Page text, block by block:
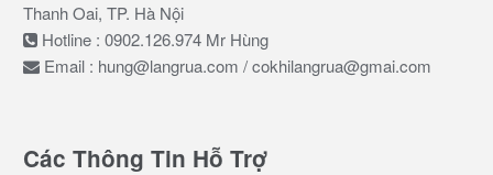
Thanh Oai, TP. Hà Nội
Hotline : 0902.126.974 Mr Hùng
Email : hung@langrua.com / cokhilangrua@gmai.com
Các Thông Tin Hỗ Trợ